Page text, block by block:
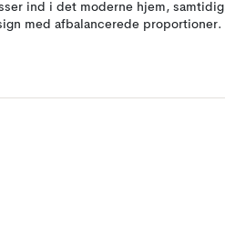
ind i det moderne hjem, samtidig
med afbalancerede proportioner.